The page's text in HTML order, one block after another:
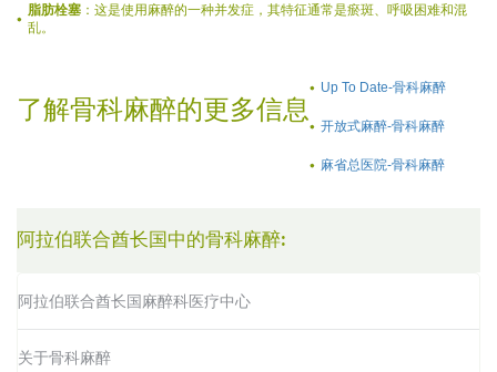
脂肪栓塞 ：这是使用麻醉的一种并发症，其特征通常是瘀斑、呼吸困难和混
乱。
了解骨科麻醉的更多信息
Up To Date-骨科麻醉
开放式麻醉-骨科麻醉
麻省总医院-骨科麻醉
阿拉伯联合酋长国中的骨科麻醉:
阿拉伯联合酋长国麻醉科医疗中心
关于骨科麻醉